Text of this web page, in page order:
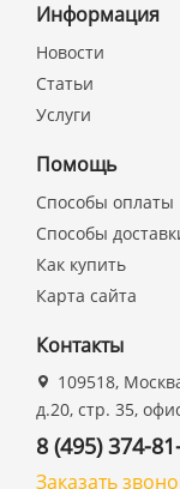
Информация
Новости
Статьи
Услуги
Помощь
Способы оплаты
Способы
Как купить
Карта сайта
Контакты
109518,
д.20, стр. 35,
8 (495) 374-
Заказать